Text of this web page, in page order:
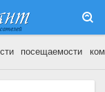
посещаемости